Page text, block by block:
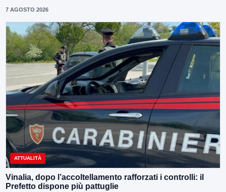
7 AGOSTO 2026
ATTUALITÀ
Vinalia, dopo l’accoltellamento rafforzati i controlli: il
Prefetto dispone più pattuglie